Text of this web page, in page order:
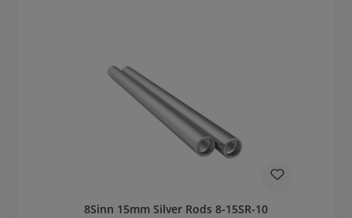
8Sinn 15mm Silver Rods 8-15SR-10